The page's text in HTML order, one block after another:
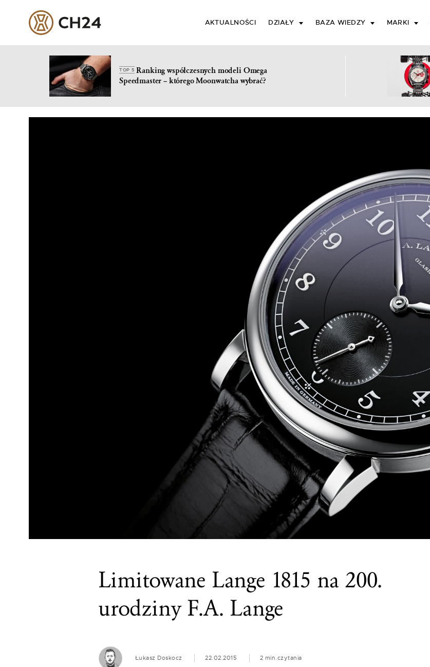
AKTUALNOŚCI DZIAŁY BAZA WIEDZY MARKI
TOP 5Ranking współczesnych modeli Omega
Speedmaster – którego Moonwatcha wybrać?
Limitowane Lange 1815 na 200.
urodziny F.A. Lange
Łukasz Doskocz 22.02.2015 2 min.czytania